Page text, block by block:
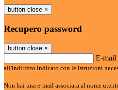
button close ×
Recupero password
button close ×
E-mail
all'indirizzo indicato con le istruzioni
Non hai una e-mail associata al nome